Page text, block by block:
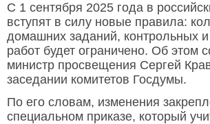
С 1 сентября 2025 года в
вступят в силу новые правила:
домашних заданий, контрольных и
работ будет ограничено. Об этом
министр просвещения Сергей
заседании комитетов Госдумы.
По его словам, изменения
специальном приказе, который